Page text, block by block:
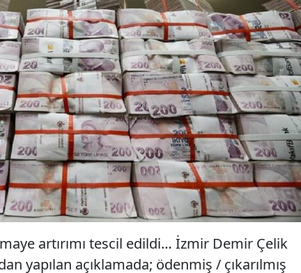
artırımı tescil edildi… İzmir Demir Çelik
yapılan açıklamada; ödenmiş / çıkarılmış